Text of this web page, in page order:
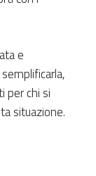
e
per chi si
situazione.